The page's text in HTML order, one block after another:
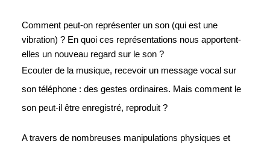
Comment peut-on représenter un son (qui est une
vibration) ? En quoi ces représentations nous apportent-
elles un nouveau regard sur le son ?
Ecouter de la musique, recevoir un message vocal sur
son téléphone : des gestes ordinaires. Mais comment le
son peut-il être enregistré, reproduit ?
A travers de nombreuses manipulations physiques et